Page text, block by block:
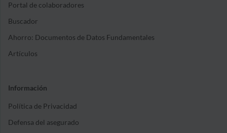
Portal de colaboradores
Buscador
Ahorro: Documentos de Datos Fundamentales
Artículos
Información
Política de Privacidad
Defensa del asegurado